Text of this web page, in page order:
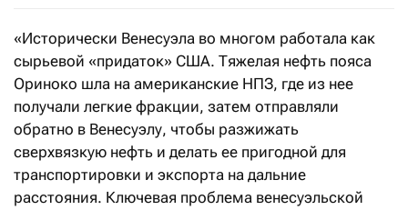
«Исторически Венесуэла во многом работала как
сырьевой «придаток» США. Тяжелая нефть пояса
Ориноко шла на американские НПЗ, где из нее
получали легкие фракции, затем отправляли
обратно в Венесуэлу, чтобы разжижать
сверхвязкую нефть и делать ее пригодной для
транспортировки и экспорта на дальние
расстояния. Ключевая проблема венесуэльской